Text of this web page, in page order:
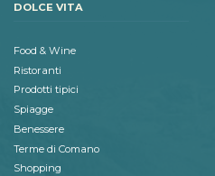
DOLCE VITA
Food & Wine
Ristoranti
Prodotti tipici
Spiagge
Benessere
Terme di Comano
Shopping